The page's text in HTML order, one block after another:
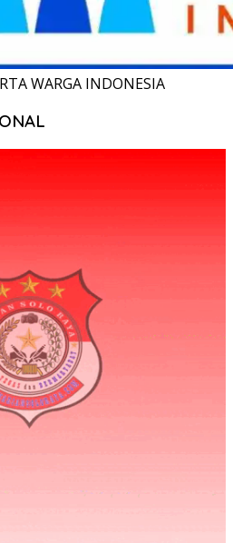
WARGA INDONESIA